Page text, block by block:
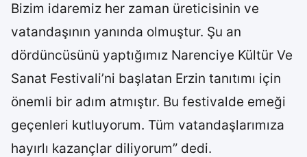
Bizim idaremiz her zaman üreticisinin ve
vatandaşının yanında olmuştur. Şu an
dördüncüsünü yaptığımız Narenciye Kültür Ve
Sanat Festivali’ni başlatan Erzin tanıtımı için
önemli bir adım atmıştır. Bu festivalde emeği
geçenleri kutluyorum. Tüm vatandaşlarımıza
hayırlı kazançlar diliyorum” dedi.